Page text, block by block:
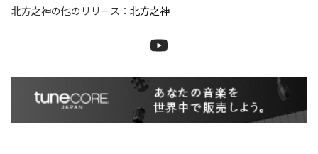
北方之神の他のリリース： 北方之神